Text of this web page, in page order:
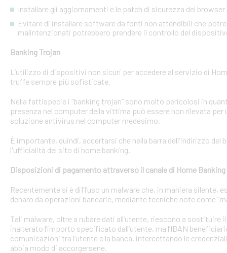
Installare gli aggiornamenti e le patch di sicurezza del
Evitare di installare software da fonti non attendibili che
malintenzionati potrebbero prendere il controllo del
Banking Trojan
L’utilizzo di dispositivi non sicuri per accedere al servizio di
truffe sempre più sofisticate.
Nella fattispecie i “banking trojan” sono molto pericolosi in
presenza nel computer della vittima può essere non rilevata
soluzione antivirus nel computer medesimo.
È importante, quindi, accertarsi che nella barra dell'indirizzo
l'ufficialità del sito di home banking.
Disposizioni di pagamento attraverso il canale di Home Banking
Recentemente si è diffuso un malware che, in maniera silente,
denaro da operazioni bancarie, mediante tecniche note come
Tali malware, oltre a rubare dati all’utente, riescono a
inalterato l’importo specificato dall’utente, ma l’IBAN
comunicazioni tra l’utente e la banca, intercettando le
abbia modo di accorgersene.